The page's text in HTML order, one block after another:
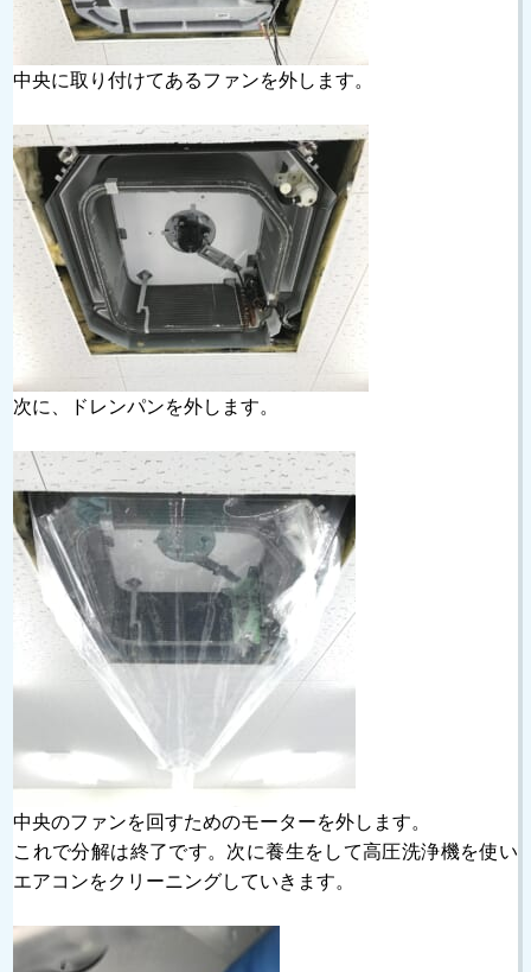
中央に取り付けてあるファンを外します。
次に、ドレンパンを外します。
中央のファンを回すためのモーターを外します。
これで分解は終了です。次に養生をして高圧洗浄機を使い
エアコンをクリーニングしていきます。